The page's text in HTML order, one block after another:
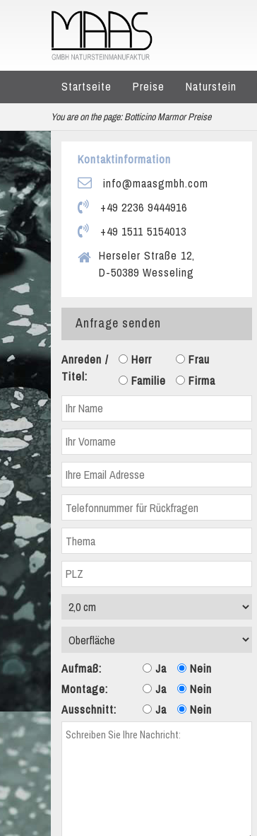
Startseite Preise Naturstein
You are on the page: Botticino Marmor Preise
Kontaktinformation
info@maasgmbh.com
+49 2236 9444916
+49 1511 5154013
Herseler Straße 12,
D-50389 Wesseling
Anfrage senden
Anreden /
Titel:
Herr
Frau
Familie
Firma
Aufmaß: Ja
Nein
Montage:
Ja
Nein
Ausschnitt:
Ja Nein